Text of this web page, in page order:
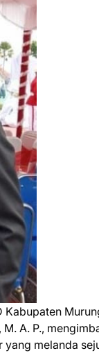
Kabupaten
M. A. P.,
melanda